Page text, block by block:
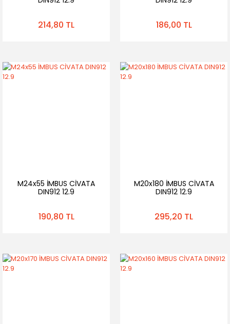
214,80 TL 186,00 TL
M24x55 İMBUS CİVATA
DIN912 12.9
190,80 TL
M20x180 İMBUS CİVATA
DIN912 12.9
295,20 TL